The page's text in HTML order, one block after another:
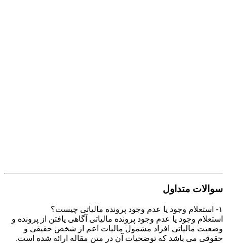
سوالات متداول
۱- استعلام وجود یا عدم وجود پرونده مالیاتی چیست؟
استعلام وجود یا عدم وجود پرونده مالیاتی آگاهی یافتن از پرونده و
وضعیت مالیاتی افراد مشمول مالیات اعم از شخص حقیقی و
حقوقی می باشد که توضحیات آن در متن مقاله ارائه شده است.